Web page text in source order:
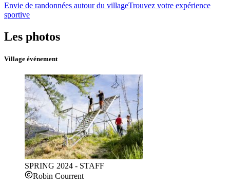
Envie de randonnées autour du villageTrouvez votre expérience
sportive
Les photos
Village événement
SPRING 2024 - STAFF
Robin Courrent